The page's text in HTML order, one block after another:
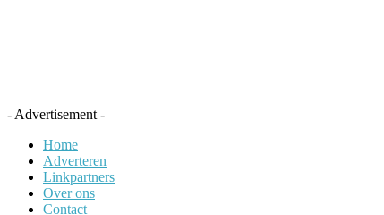
- Advertisement -
Home
Adverteren
Linkpartners
Over ons
Contact